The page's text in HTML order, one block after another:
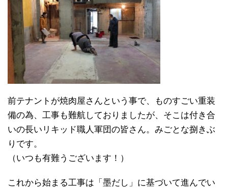
前テナントが焼肉屋さんという事で、ものすごい重装
備の為、工事も難航しておりましたが、そこは付き合
いの長いリキッド職人軍団の皆さん。みごとな捌きぶ
りです。
（いつも有難うございます！）
これから始まる工事は「墨だし」に基づいて進んでい